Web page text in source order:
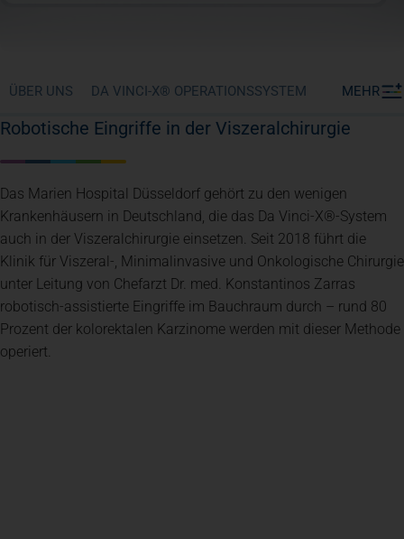
ÜBER UNS DA VINCI-X® OPERATIONSSYSTEM MEHR
Robotische Eingriffe in der Viszeralchirurgie
Das Marien Hospital Düsseldorf gehört zu den wenigen
Krankenhäusern in Deutschland, die das Da Vinci-X®-System
auch in der Viszeralchirurgie einsetzen. Seit 2018 führt die
Klinik für Viszeral-, Minimalinvasive und Onkologische Chirurgie
unter Leitung von Chefarzt Dr. med. Konstantinos Zarras
robotisch-assistierte Eingriffe im Bauchraum durch – rund 80
Prozent der kolorektalen Karzinome werden mit dieser Methode
operiert.